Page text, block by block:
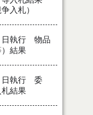
入札）
日執行 物品
）結果
日執行 委
結果